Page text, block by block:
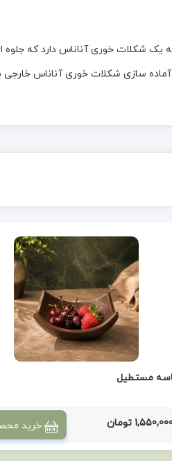
یک شکلات خوری آناناس دارد که
آماده سازی شکلات خوری آناناس
مستطیل
تومان خرید